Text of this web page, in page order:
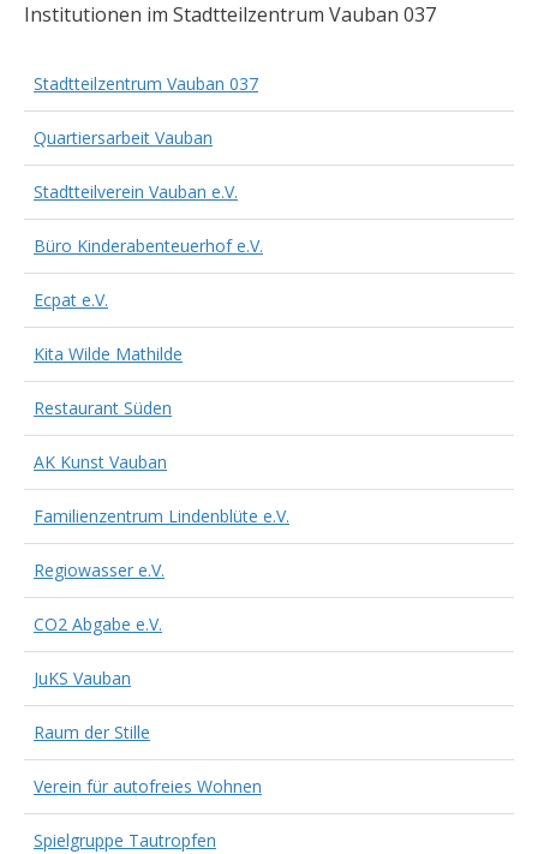
Institutionen im Stadtteilzentrum Vauban 037
Stadtteilzentrum Vauban 037
Quartiersarbeit Vauban
Stadtteilverein Vauban e.V.
Büro Kinderabenteuerhof e.V.
Ecpat e.V.
Kita Wilde Mathilde
Restaurant Süden
AK Kunst Vauban
Familienzentrum Lindenblüte e.V.
Regiowasser e.V.
CO2 Abgabe e.V.
JuKS Vauban
Raum der Stille
Verein für autofreies Wohnen
Spielgruppe Tautropfen